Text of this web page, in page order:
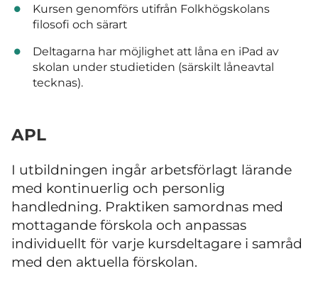
Kursen genomförs utifrån Folkhögskolans
filosofi och särart
Deltagarna har möjlighet att låna en iPad av
skolan under studietiden (särskilt låneavtal
tecknas).
APL
I utbildningen ingår arbetsförlagt lärande
med kontinuerlig och personlig
handledning. Praktiken samordnas med
mottagande förskola och anpassas
individuellt för varje kursdeltagare i samråd
med den aktuella förskolan.